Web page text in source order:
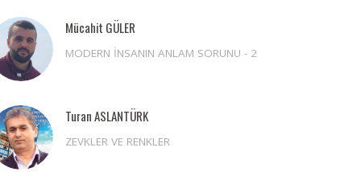
Mücahit GÜLER
MODERN İNSANIN ANLAM SORUNU - 2
Turan ASLANTÜRK
ZEVKLER VE RENKLER